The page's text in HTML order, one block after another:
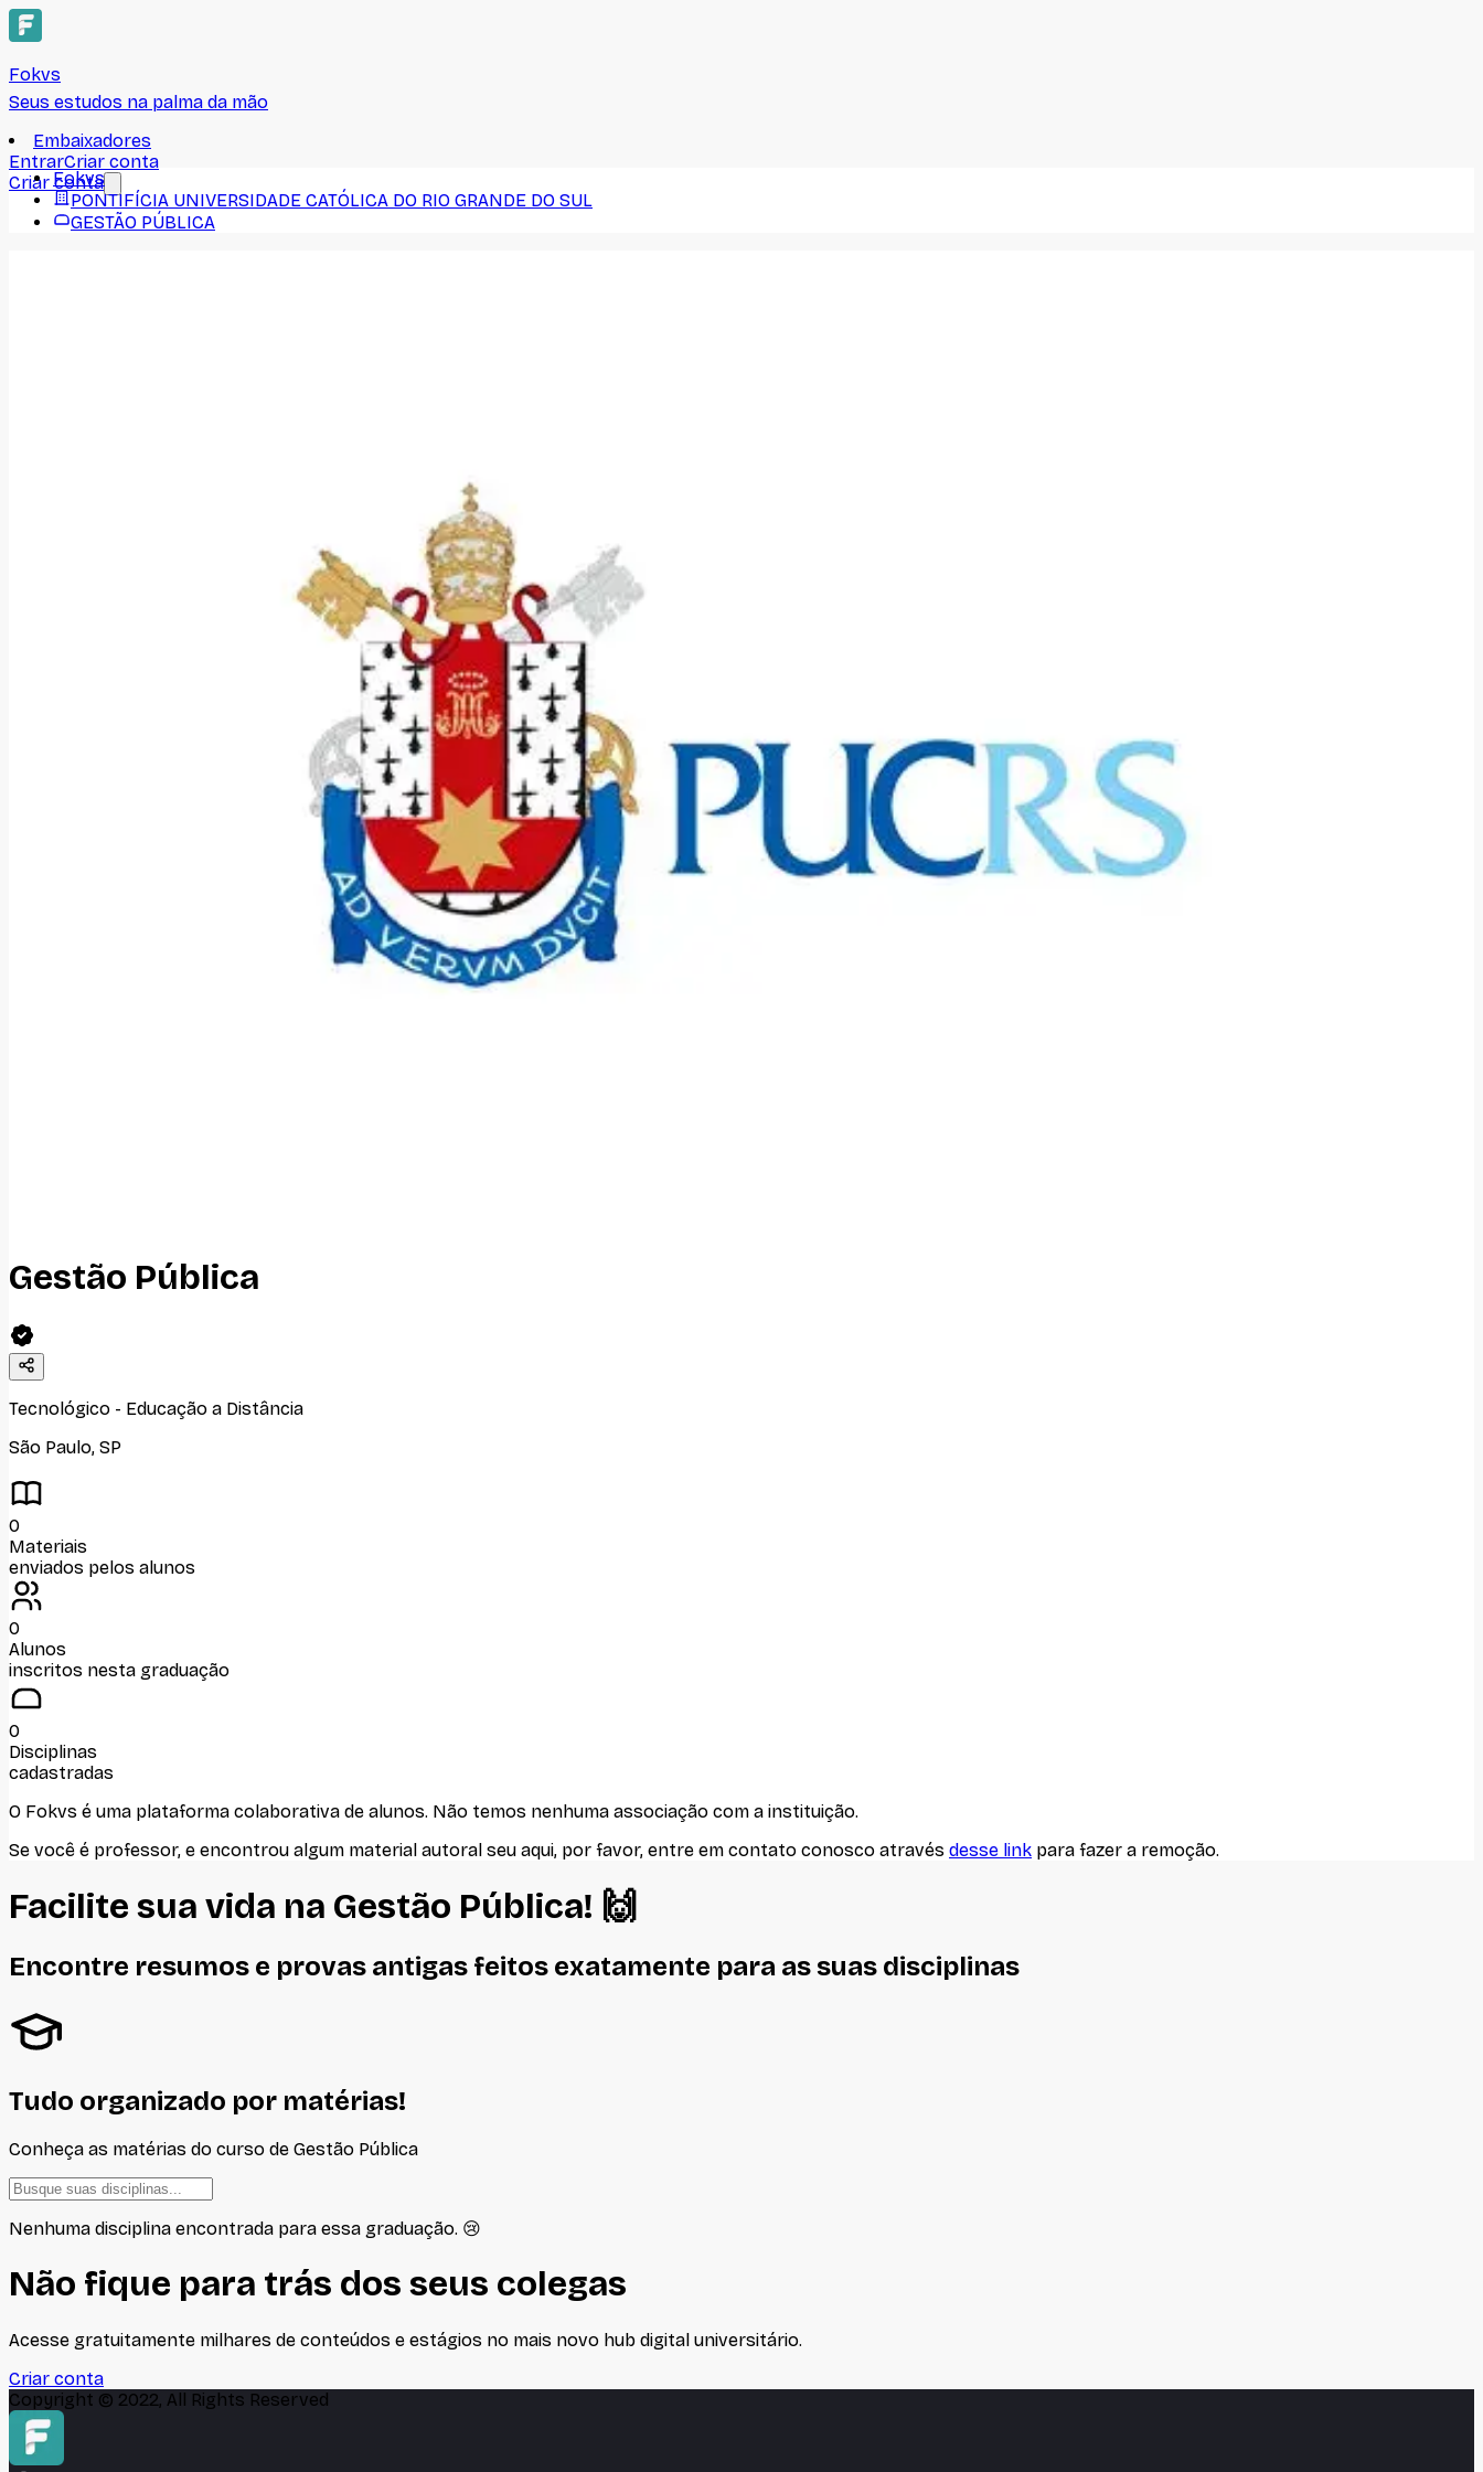
Fokvs
Seus estudos na palma da mão
Embaixadores
EntrarCriar conta
Criar conta
Fokvs
PONTIFÍCIA UNIVERSIDADE CATÓLICA DO RIO GRANDE DO SUL
GESTÃO PÚBLICA
Gestão Pública
Tecnológico - Educação a Distância
São Paulo, SP
0
Materiais
enviados pelos alunos
0
Alunos
inscritos nesta graduação
0
Disciplinas
cadastradas
O Fokvs é uma plataforma colaborativa de alunos. Não temos nenhuma associação com a instituição.
Se você é professor, e encontrou algum material autoral seu aqui, por favor, entre em contato conosco através desse link para fazer a remoção.
Facilite sua vida na Gestão Pública! 🙌
Encontre resumos e provas antigas feitos exatamente para as suas disciplinas
Tudo organizado por matérias!
Conheça as matérias do curso de Gestão Pública
Nenhuma disciplina encontrada para essa graduação. 😢
Não fique para trás dos seus colegas
Acesse gratuitamente milhares de conteúdos e estágios no mais novo hub digital universitário.
Criar conta
Copyright © 2022, All Rights Reserved